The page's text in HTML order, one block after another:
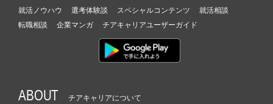
就活ノウハウ 選考体験談 スペシャルコンテンツ
就活相談
転職相談
企業マンガ チアキャリアユーザーガイド
ABOUT チアキャリアについて